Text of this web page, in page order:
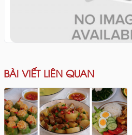
BÀI VIẾT LIÊN QUAN